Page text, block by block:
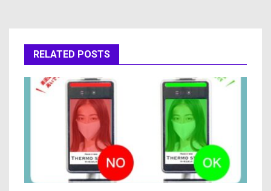
シ
RELATED POSTS